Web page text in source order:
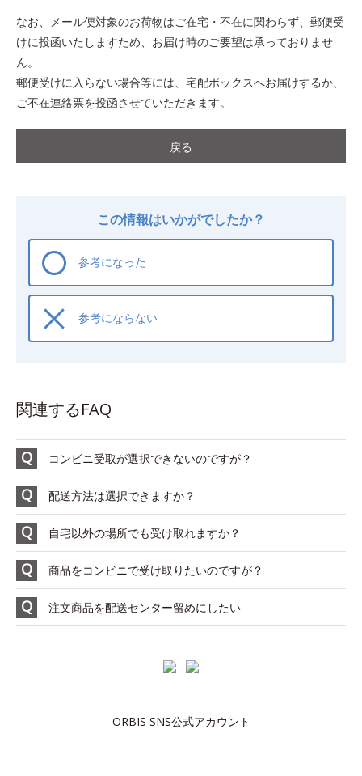
なお、メール便対象のお荷物はご在宅・不在に関わらず、郵便受
けに投函いたしますため、お届け時のご要望は承っておりませ
ん。
郵便受けに入らない場合等には、宅配ボックスへお届けするか、
ご不在連絡票を投函させていただきます。
戻る
この情報はいかがでしたか？
参考になった
参考にならない
関連するFAQ
コンビニ受取が選択できないのですが？
配送方法は選択できますか？
自宅以外の場所でも受け取れますか？
商品をコンビニで受け取りたいのですが？
注文商品を配送センター留めにしたい
ORBIS SNS公式アカウント